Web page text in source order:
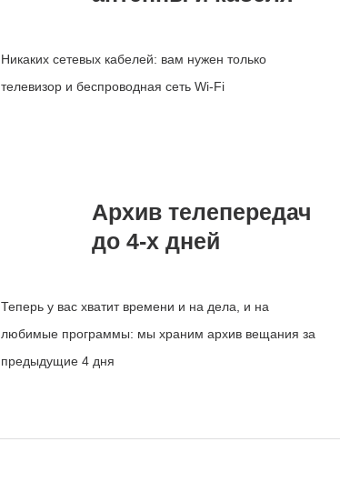
Никаких сетевых кабелей: вам нужен только
телевизор и беспроводная сеть Wi-Fi
Архив телепередач
до 4-х дней
Теперь у вас хватит времени и на дела, и на
любимые программы: мы храним архив вещания за
предыдущие 4 дня